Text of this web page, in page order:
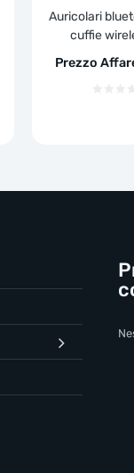
Auricolari
cuffie
Prezzo